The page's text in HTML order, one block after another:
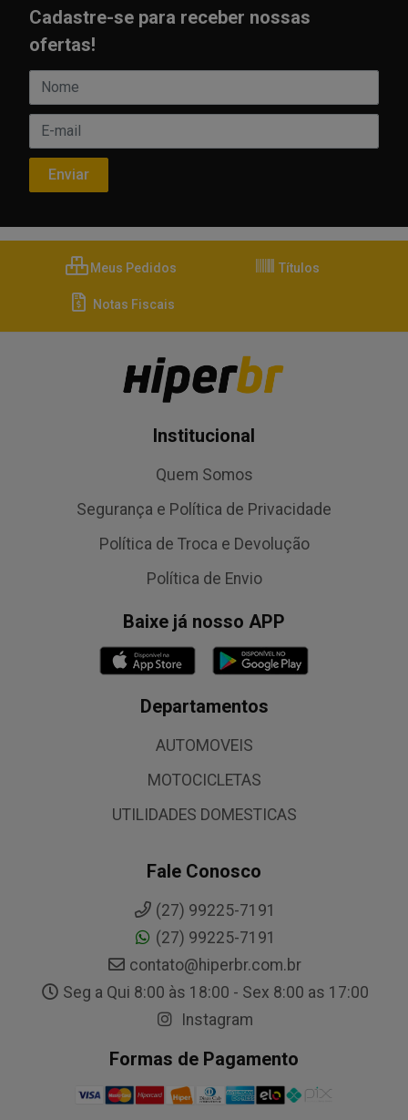
Cadastre-se para receber nossas
ofertas!
Meus Pedidos Títulos
Notas Fiscais
Institucional
Quem Somos
Segurança e Política de Privacidade
Política de Troca e Devolução
Política de Envio
Baixe já nosso APP
Departamentos
AUTOMOVEIS
MOTOCICLETAS
UTILIDADES DOMESTICAS
Fale Conosco
(27) 99225-7191
(27) 99225-7191
contato@hiperbr.com.br
Seg a Qui 8:00 às 18:00 - Sex 8:00 as 17:00
Instagram
Formas de Pagamento